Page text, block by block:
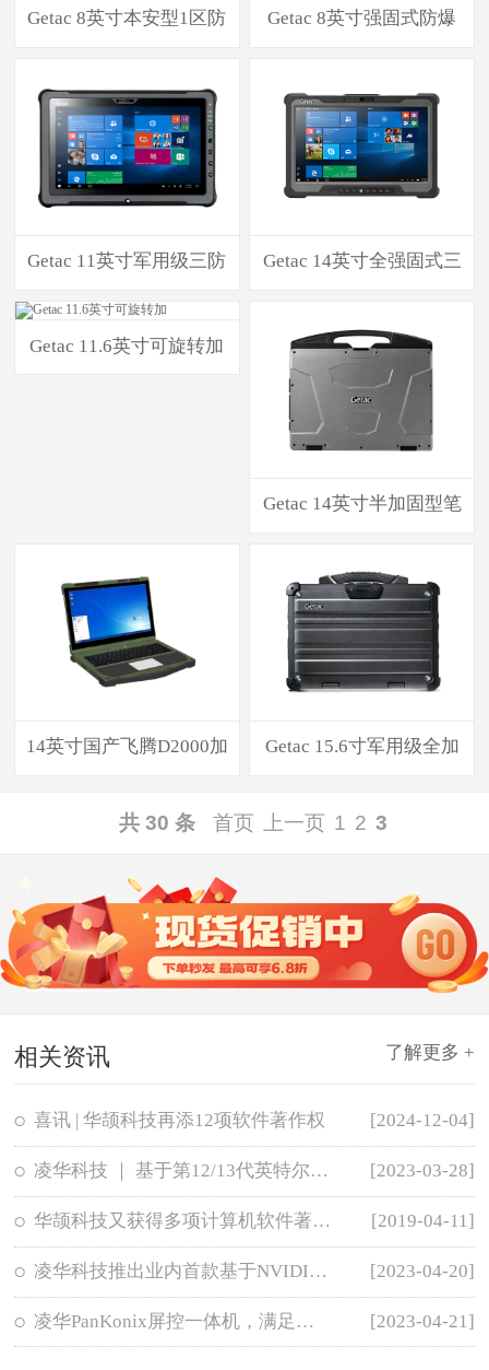
Getac 8英寸本安型1区防 Getac 8英寸强固式防爆
Getac 11英寸军用级三防 Getac 14英寸全强固式三
Getac 11.6英寸可旋转加
Getac 14英寸半加固型笔
14英寸国产飞腾D2000加 Getac 15.6寸军用级全加
共 30 条 首页 上一页 1 2 3
相关资讯 了解更多 +
喜讯 | 华颉科技再添12项软件著作权 [2024-12-04]
凌华科技 ｜ 基于第12/13代英特尔® 酷睿™处理器的ATX主板IMB-M47H [2023-03-28]
华颉科技又获得多项计算机软件著作权登记证书 [2019-04-11]
凌华科技推出业内首款基于NVIDIA RTX A500显示卡的便携式GPU [2023-04-20]
凌华PanKonix屏控一体机，满足运动控制、数据采集及可视化需求 [2023-04-21]